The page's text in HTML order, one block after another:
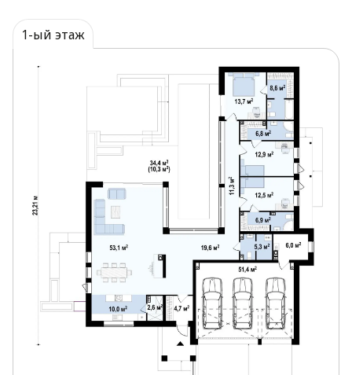
имеется индивидуальная ванная комната и
гардероб.
Проектом перед входом в приватную зону
предусмотрен общий санузел.
Проект Zx99 по достоинству оценят люди, для
которых комфорт и личное пространство играют
1-ый этаж